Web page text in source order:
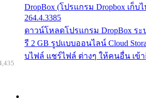
DropBox (โปรแกรม Dropbox เก็
264.4.3385
ดาวน์โหลดโปรแกรม DropBox ร
รี 2 GB รูปแบบออนไลน์ Cloud
บไฟล์ แชร์ไฟล์ ต่างๆ ให้คนอื่น เข้